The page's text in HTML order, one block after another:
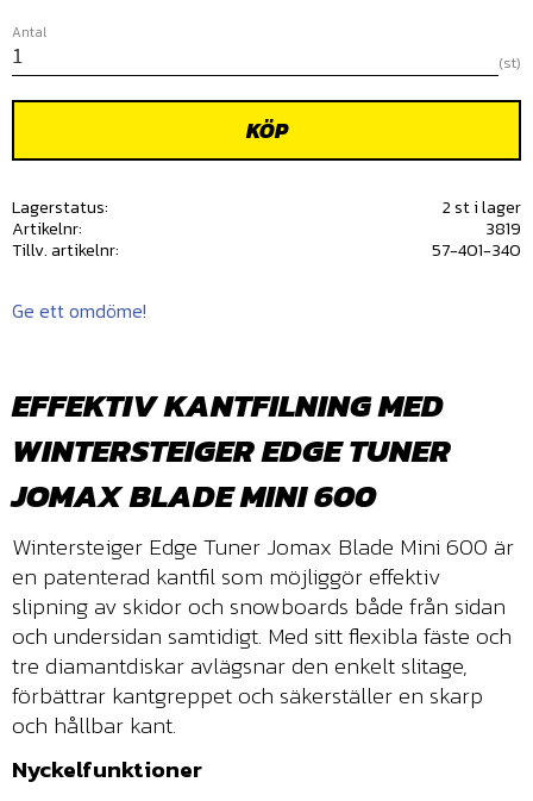
Antal
st
KÖP
Lagerstatus
2 st i lager
Artikelnr
3819
Tillv. artikelnr
57-401-340
Ge ett omdöme!
EFFEKTIV KANTFILNING MED
WINTERSTEIGER EDGE TUNER
JOMAX BLADE MINI 600
Wintersteiger Edge Tuner Jomax Blade Mini 600 är
en patenterad kantfil som möjliggör effektiv
slipning av skidor och snowboards både från sidan
och undersidan samtidigt. Med sitt flexibla fäste och
tre diamantdiskar avlägsnar den enkelt slitage,
förbättrar kantgreppet och säkerställer en skarp
och hållbar kant.
Nyckelfunktioner